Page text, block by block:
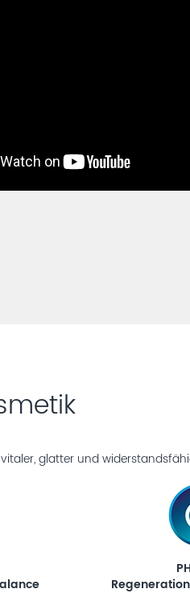
glatter und